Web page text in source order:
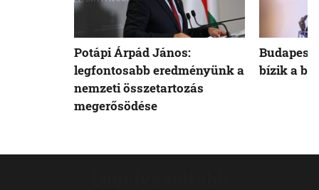
Potápi Árpád János:
legfontosabb eredményünk a
nemzeti összetartozás
megerősödése
Budapest
bízik a